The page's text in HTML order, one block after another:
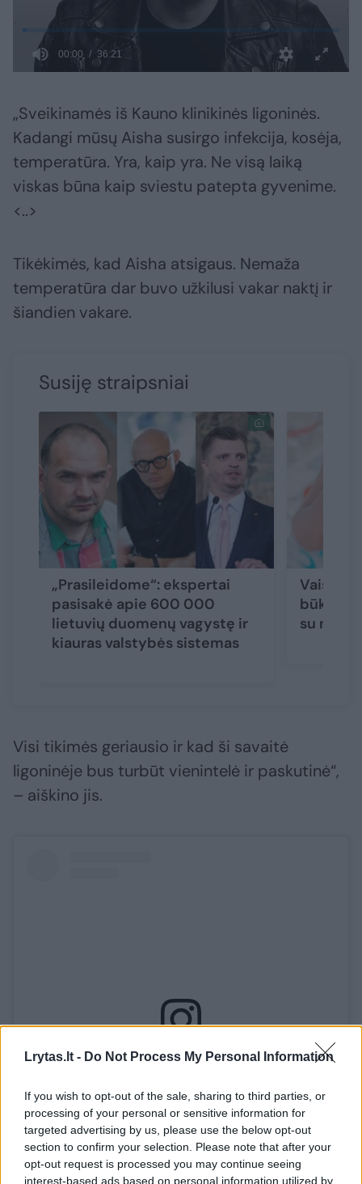
Lrytas.lt - Do Not Process My Personal Information
If you wish to opt-out of the sale, sharing to third parties, or
processing of your personal or sensitive information for
targeted advertising by us, please use the below opt-out
section to confirm your selection. Please note that after your
opt-out request is processed you may continue seeing
interest-based ads based on personal information utilized by
„Sveikinamės iš Kauno klinikinės ligoninės.
Kadangi mūsų Aisha susirgo infekcija, kosėja,
temperatūra. Yra, kaip yra. Ne visą laiką
viskas būna kaip sviestu patepta gyvenime.
<..>
Tikėkimės, kad Aisha atsigaus. Nemaža
temperatūra dar buvo užkilusi vakar naktį ir
šiandien vakare.
Susiję straipsniai
„Prasileidome“: ekspertai
pasisakė apie 600 000
lietuvių duomenų vagystę ir
kiauras valstybės sistemas
būklė,
su
Visi tikimės geriausio ir kad ši savaitė
ligoninėje bus turbūt vienintelė ir paskutinė“,
– aiškino jis.
View this post on Instagram